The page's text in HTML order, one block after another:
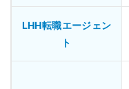
LHH転職エージェン
ト